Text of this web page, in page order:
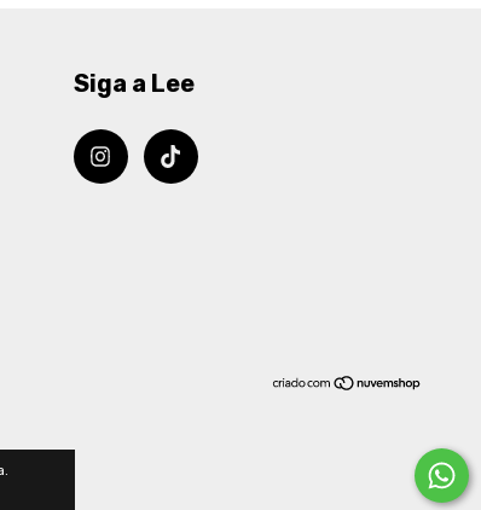
Siga a Lee